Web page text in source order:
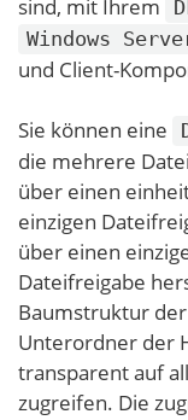
sind, mit Ihrem
Windows
und Client-
Sie können eine
die mehrere
über einen
einzigen
über einen
Dateifreigabe
Baumstruktur
Unterordner der
transparent auf
zugreifen. Die